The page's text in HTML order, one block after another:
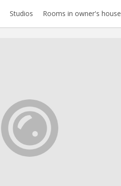
Studios Rooms in owner's house